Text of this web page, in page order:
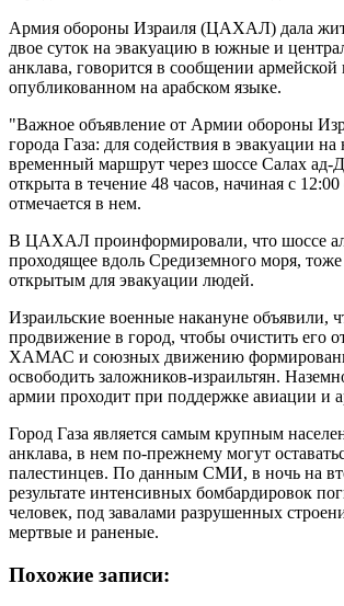
Армия обороны Израиля (ЦАХАЛ) дала
двое суток на эвакуацию в южные и
анклава, говорится в сообщении
опубликованном на арабском языке.
"Важное объявление от Армии обороны
города Газа: для содействия в эвакуации
временный маршрут через шоссе Салах ад-
открыта в течение 48 часов, начиная с
отмечается в нем.
В ЦАХАЛ проинформировали, что шоссе
проходящее вдоль Средиземного моря, тоже
открытым для эвакуации людей.
Израильские военные накануне объявили,
продвижение в город, чтобы очистить его
ХАМАС и союзных движению
освободить заложников-израильтян.
армии проходит при поддержке авиации и
Город Газа является самым крупным
анклава, в нем по-прежнему могут
палестинцев. По данным СМИ, в ночь на
результате интенсивных бомбардировок
человек, под завалами разрушенных
мертвые и раненые.
Похожие записи: